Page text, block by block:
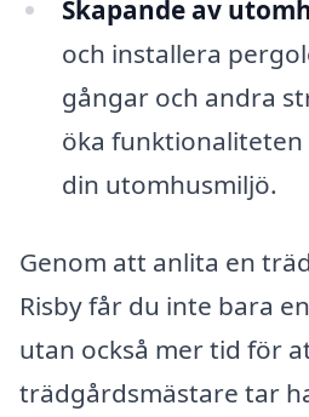
Skapande av
och installera
gångar och andra
öka
din utomhusmiljö.
Genom att anlita en
Risby får du inte bara
utan också mer tid för
trädgårdsmästare tar